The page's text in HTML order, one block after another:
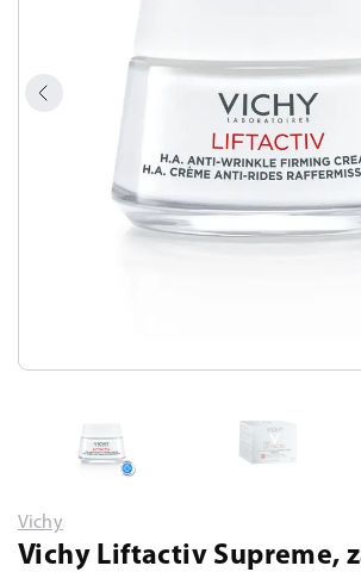
Vichy
Vichy Liftactiv Supreme,